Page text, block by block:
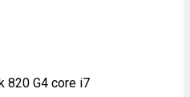
820 G4 core i7